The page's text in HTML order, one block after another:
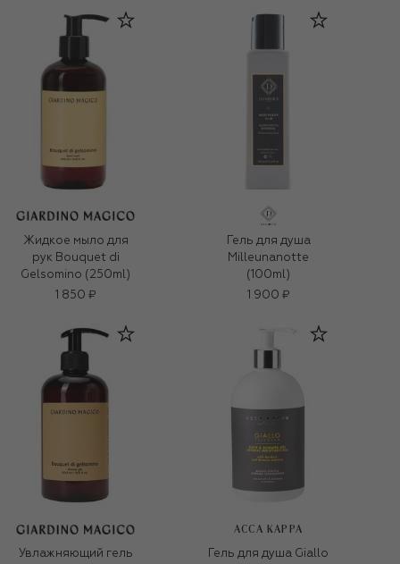
Жидкое мыло для
рук Bouquet di
Gelsomino (250ml)
1 850 ₽
Гель для душа
Milleunanotte
(100ml)
1 900 ₽
Увлажняющий гель
ACCA KAPPA
Гель для душа Giallo